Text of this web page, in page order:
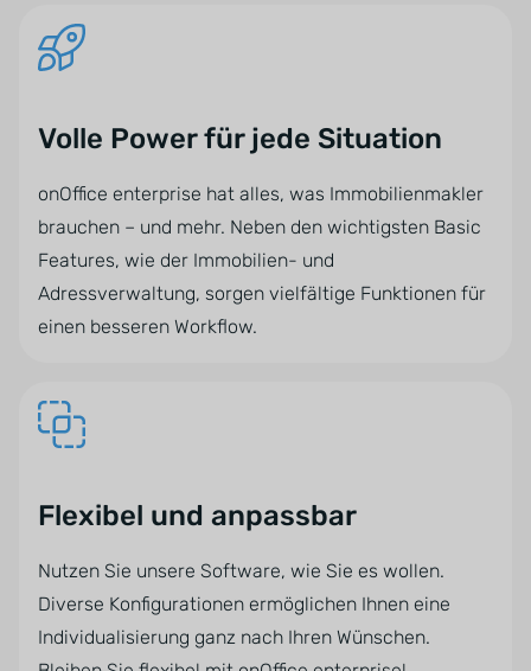
Volle Power für jede Situation
onOffice enterprise hat alles, was Immobilienmakler
brauchen – und mehr. Neben den wichtigsten Basic
Features, wie der Immobilien- und
Adressverwaltung, sorgen vielfältige Funktionen für
einen besseren Workflow.
Flexibel und anpassbar
Nutzen Sie unsere Software, wie Sie es wollen.
Diverse Konfigurationen ermöglichen Ihnen eine
Individualisierung ganz nach Ihren Wünschen.